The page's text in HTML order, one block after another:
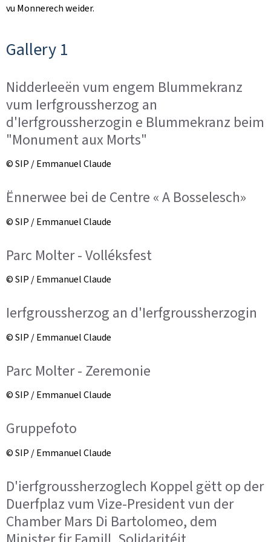
vu Monnerech weider.
Gallery 1
Nidderleeën vum engem Blummekranz
vum Ierfgroussherzog an
d'Ierfgroussherzogin e Blummekranz beim
"Monument aux Morts"
© SIP / Emmanuel Claude
Ënnerwee bei de Centre « A Bosselesch»
© SIP / Emmanuel Claude
Parc Molter - Volléksfest
© SIP / Emmanuel Claude
Ierfgroussherzog an d'Ierfgroussherzogin
© SIP / Emmanuel Claude
Parc Molter - Zeremonie
© SIP / Emmanuel Claude
Gruppefoto
© SIP / Emmanuel Claude
D'ierfgroussherzoglech Koppel gëtt op der
Duerfplaz vum Vize-President vun der
Chamber Mars Di Bartolomeo, dem